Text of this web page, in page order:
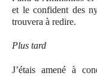
et le confident des
trouvera à redire.
Plus tard
J’étais amené à